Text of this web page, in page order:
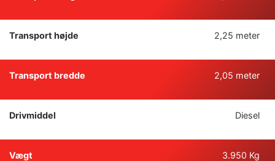
Transport højde 2,25 meter
Transport bredde 2,05 meter
Drivmiddel Diesel
Vægt 3.950 Kg